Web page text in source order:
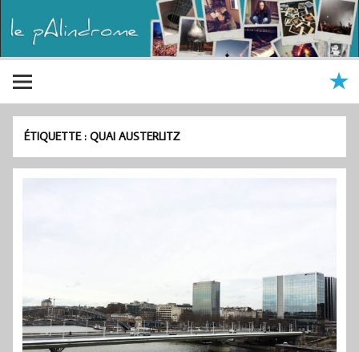
ÉTIQUETTE :QUAI AUSTERLITZ